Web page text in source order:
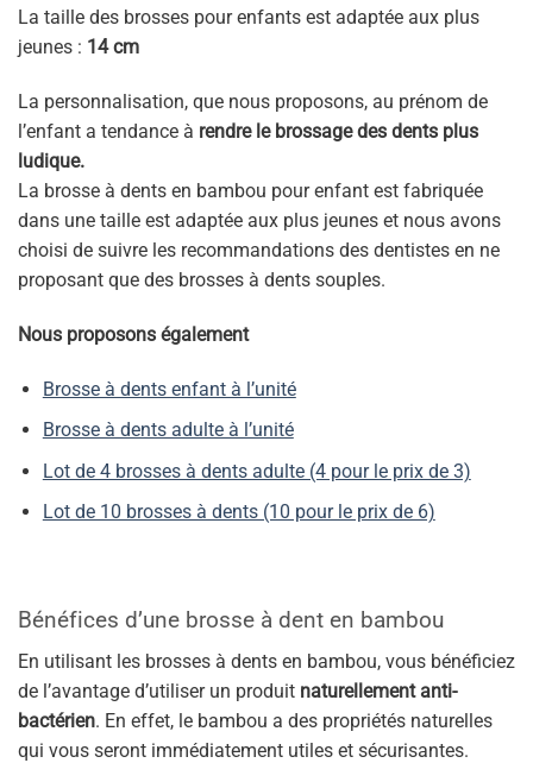
La taille des brosses pour enfants est adaptée aux plus
jeunes : 14 cm
La personnalisation, que nous proposons, au prénom de
l’enfant a tendance à rendre le brossage des dents plus
ludique.
La brosse à dents en bambou pour enfant est fabriquée
dans une taille est adaptée aux plus jeunes et nous avons
choisi de suivre les recommandations des dentistes en ne
proposant que des brosses à dents souples.
Nous proposons également
Brosse à dents enfant à l’unité
Brosse à dents adulte à l’unité
Lot de 4 brosses à dents adulte (4 pour le prix de 3)
Lot de 10 brosses à dents (10 pour le prix de 6)
Bénéfices d’une brosse à dent en bambou
En utilisant les brosses à dents en bambou, vous bénéficiez
de l’avantage d’utiliser un produit naturellement anti-
bactérien. En effet, le bambou a des propriétés naturelles
qui vous seront immédiatement utiles et sécurisantes.